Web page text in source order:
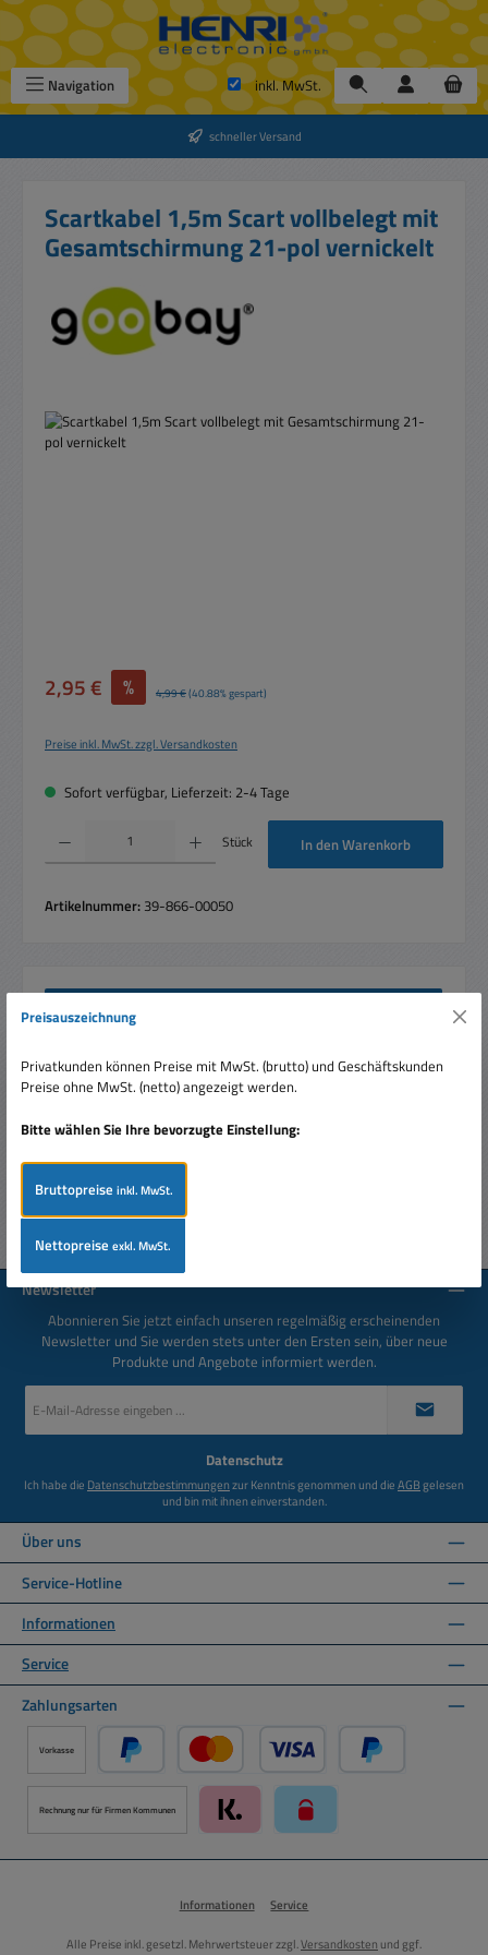
Zum Hauptinhalt springen
Navigation inkl. MwSt.
schneller Versand
Scartkabel 1,5m Scart vollbelegt mit
Gesamtschirmung 21-pol vernickelt
Bildergalerie überspringen
Verkaufspreis:
2,95 € % Regulärer Preis:
4,99 €(40.88% gespart)
Preise inkl. MwSt. zzgl. Versandkosten
Sofort verfügbar, Lieferzeit: 2-4 Tage
Produkt Anzahl: Gib den gewünschten Wert ein oder benutze die Schaltflächen um
Stück In den Warenkorb
Artikelnummer: 39-866-00050
Beschreibung
pol vernickelt Unsere Verbindungskabel übermitteln Video-
Signale in…Mehr
Bewertungen
Newsletter
Abonnieren Sie jetzt einfach unseren regelmäßig erscheinenden
Newsletter und Sie werden stets unter den Ersten sein, über neue
Produkte und Angebote informiert werden.
Mail-
Datenschutz
Ich habe die Datenschutzbestimmungenzur Kenntnis genommen und dieAGBgelesen
und bin mit ihnen einverstanden.
Über uns
Service-Hotline
Informationen
Service
Zahlungsarten
Vorkasse
PayPal Kredit- oder Debitkarte über PayPal
Rechnung nur für Firmen Kommunen
Informationen Service
Alle Preise inkl. gesetzl. Mehrwertsteuer zzgl.Versandkosten und ggf.
Preisauszeichnung
Privatkunden können Preise mit MwSt. (brutto) und Geschäftskunden
Preise ohne MwSt. (netto) angezeigt werden.
Bitte wählen Sie Ihre bevorzugte Einstellung:
Bruttopreiseinkl. MwSt.
Nettopreiseexkl. MwSt.